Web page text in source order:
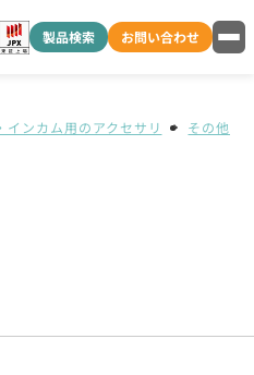
製品検索 お問い合わせ
ンカム用のアクセサリ その他